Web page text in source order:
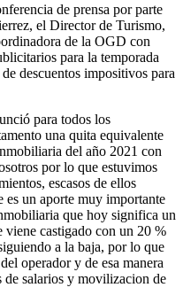
de prensa por parte
el Director de Turismo,
de la OGD con
para la temporada
descuentos impositivos para
para todos los
una quita equivalente
del año 2021 con
por lo que estuvimos
escasos de ellos
es un aporte muy importante
que hoy significa un
castigado con un 20 %
a la baja, por lo que
operador y de esa manera
de salarios y movilizacion de